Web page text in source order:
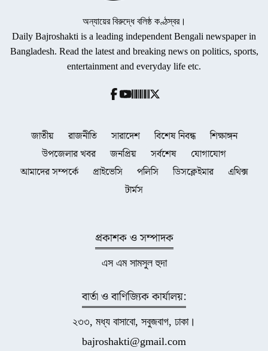
অন্যায়ের বিরুদ্ধে বলিষ্ঠ কণ্ঠস্বর।
Daily Bajroshakti is a leading independent Bengali newspaper in
Bangladesh. Read the latest and breaking news on politics, sports,
entertainment and everyday life etc.
জাতীয় রাজনীতি সারাদেশ বিশেষ নিবন্ধ
শিক্ষাঙ্গন
উপজেলার খবর
জনপ্রিয় সর্বশেষ
যোগাযোগ
আমাদের সম্পর্কে
প্রাইভেসি পলিসি ডিসক্লেইমার
এথিক্স
টার্মস
প্রকাশক ও সম্পাদক
এস এম সামসুল হুদা
বার্তা ও বাণিজ্যিক কার্যালয়:
২৩৩, মধ্য বাসাবো, সবুজবাগ, ঢাকা।
bajroshakti@gmail.com